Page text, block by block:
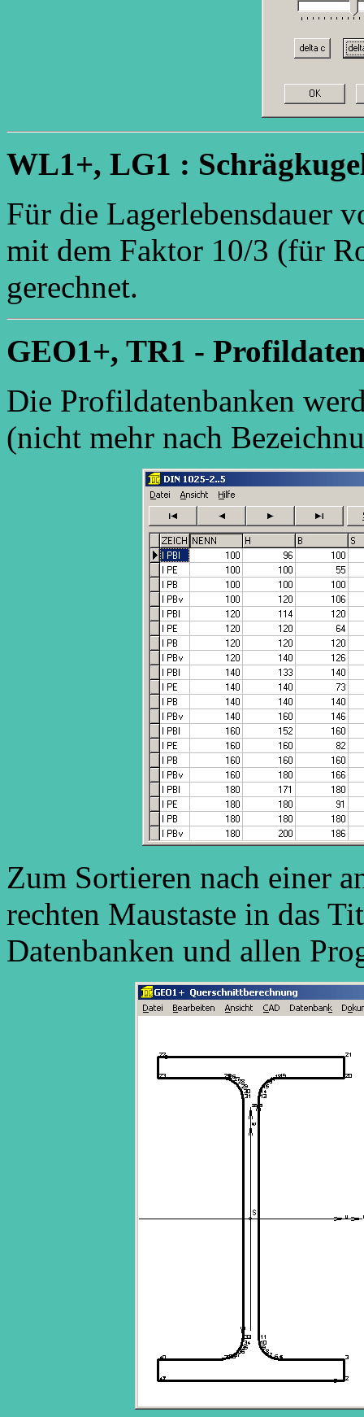
WL1+, LG1 :
Für die Lagerlebensdauer
mit dem Faktor 10/3 (für
gerechnet.
GEO1+, TR1 -
Die Profildatenbanken
(nicht mehr nach
Zum Sortieren nach einer
rechten Maustaste in das
Datenbanken und allen